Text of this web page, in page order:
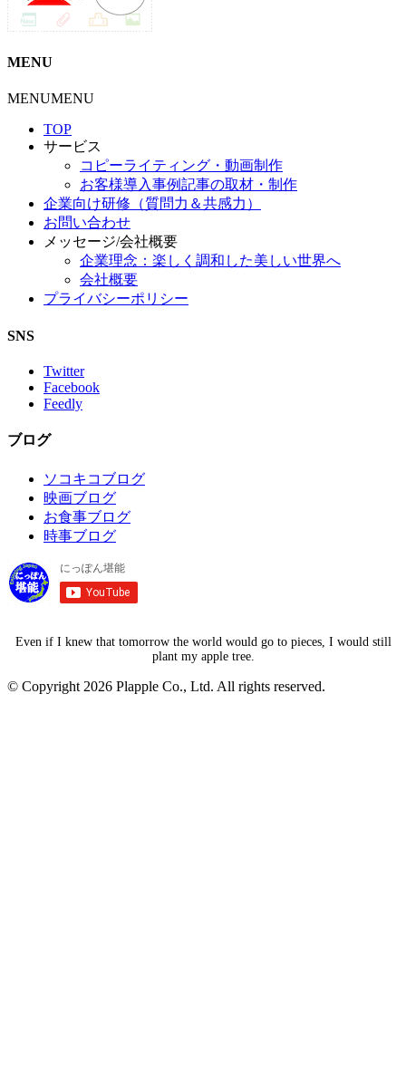
MENU
MENUMENU
TOP
サービス
コピーライティング・動画制作
お客様導入事例記事の取材・制作
企業向け研修（質問力＆共感力）
お問い合わせ
メッセージ/会社概要
企業理念：楽しく調和した美しい世界へ
会社概要
プライバシーポリシー
SNS
Twitter
Facebook
Feedly
ブログ
ソコキコブログ
映画ブログ
お食事ブログ
時事ブログ
Even if I knew that tomorrow the world would go to pieces, I would still
plant my apple tree.
© Copyright 2026 Plapple Co., Ltd. All rights reserved.